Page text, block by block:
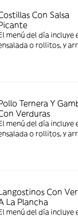
Con Salsa
menú del día incluye
o rollitos, y
Ternera Y
Verduras
menú del día incluye
o rollitos, y
Con
La Plancha
menú del día incluye